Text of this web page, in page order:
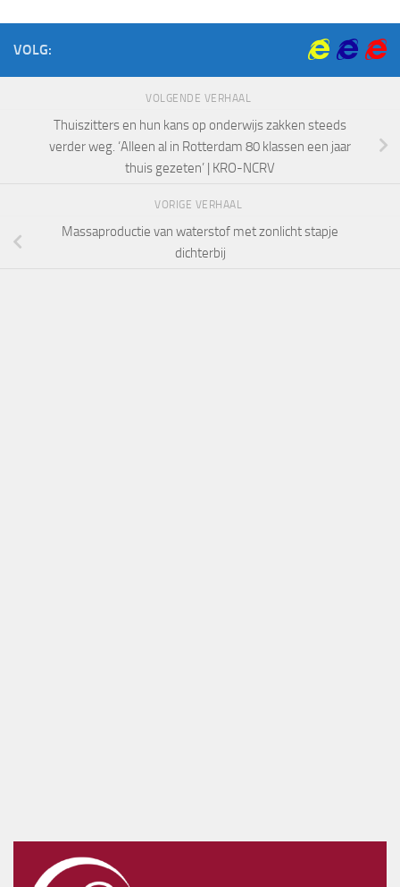
VOLG:
VOLGENDE VERHAAL
Thuiszitters en hun kans op onderwijs zakken steeds
verder weg. ‘Alleen al in Rotterdam 80 klassen een jaar
thuis gezeten’ | KRO-NCRV
VORIGE VERHAAL
Massaproductie van waterstof met zonlicht stapje
dichterbij